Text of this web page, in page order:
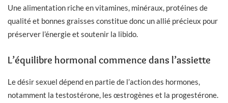
Une alimentation riche en vitamines, minéraux, protéines de
qualité et bonnes graisses constitue donc un allié précieux pour
préserver l’énergie et soutenir la libido.
L’équilibre hormonal commence dans l’assiette
Le désir sexuel dépend en partie de l’action des hormones,
notamment la testostérone, les œstrogènes et la progestérone.